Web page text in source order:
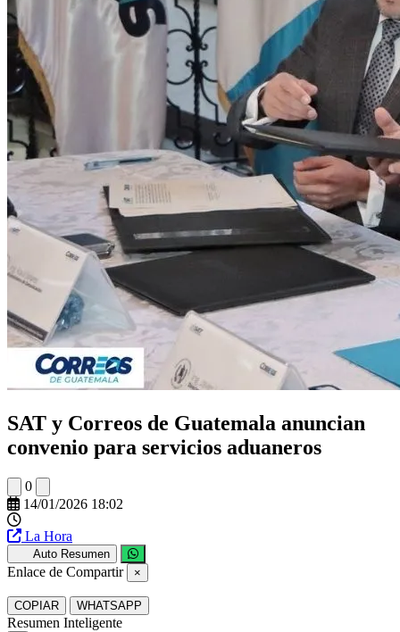
SAT y Correos de Guatemala anuncian
convenio para servicios aduaneros
0
14/01/2026 18:02
La Hora
Auto Resumen
Enlace de Compartir ×
COPIAR WHATSAPP
Resumen Inteligente